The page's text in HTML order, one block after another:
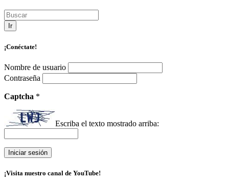
Ir
¡Conéctate!
Nombre de usuario
Contraseña
Captcha *
Escriba el texto mostrado arriba:
¡Visita nuestro canal de YouTube!